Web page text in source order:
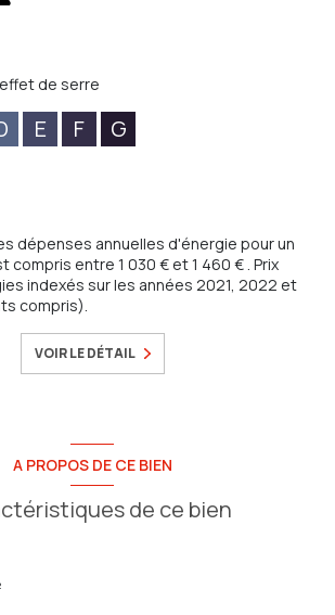
de serre
E F G
dépenses annuelles d'énergie pour un
compris entre 1 030 € et 1 460 € . Prix
indexés sur les années 2021, 2022 et
compris).
VOIR LE DÉTAIL
A PROPOS DE CE BIEN
de ce bien